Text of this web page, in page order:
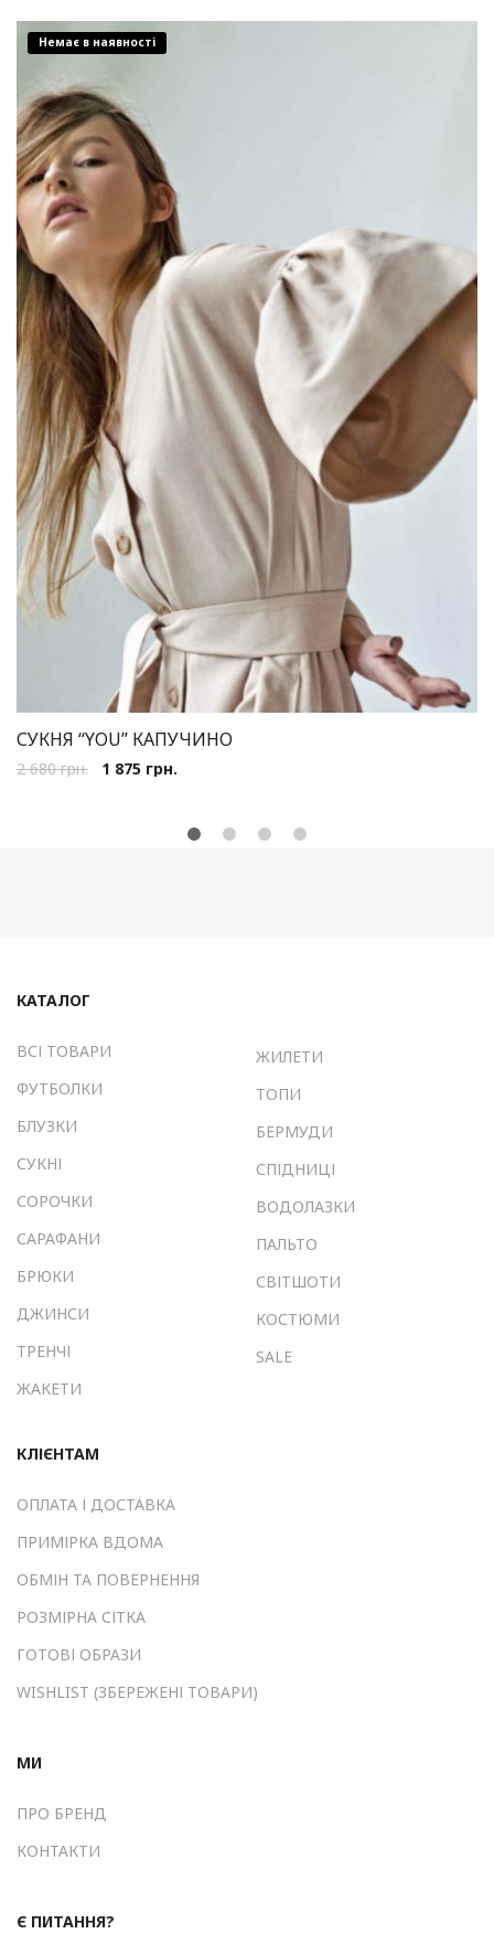
Немає в наявності
СУКНЯ “YOU” КАПУЧИНО
2 680грн. 1 875 грн.
КАТАЛОГ
ВСІ ТОВАРИ
ФУТБОЛКИ
БЛУЗКИ
СУКНІ
СОРОЧКИ
САРАФАНИ
БРЮКИ
ДЖИНСИ
ТРЕНЧІ
ЖАКЕТИ
ЖИЛЕТИ
ТОПИ
БЕРМУДИ
СПІДНИЦІ
ВОДОЛАЗКИ
ПАЛЬТО
СВІТШОТИ
КОСТЮМИ
SALE
КЛІЄНТАМ
ОПЛАТА І ДОСТАВКА
ПРИМІРКА ВДОМА
ОБМІН ТА ПОВЕРНЕННЯ
РОЗМІРНА СІТКА
ГОТОВІ ОБРАЗИ
WISHLIST (ЗБЕРЕЖЕНІ ТОВАРИ)
МИ
ПРО БРЕНД
КОНТАКТИ
Є ПИТАННЯ?